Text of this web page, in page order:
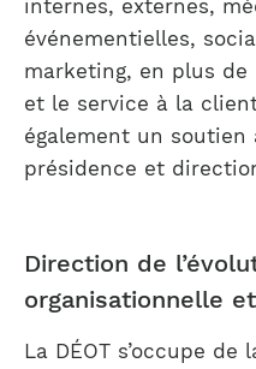
internes, externes,
événementielles,
marketing, en plus
et le service à la
également un
présidence et
Direction de
organisationnelle
La DÉOT s’occupe